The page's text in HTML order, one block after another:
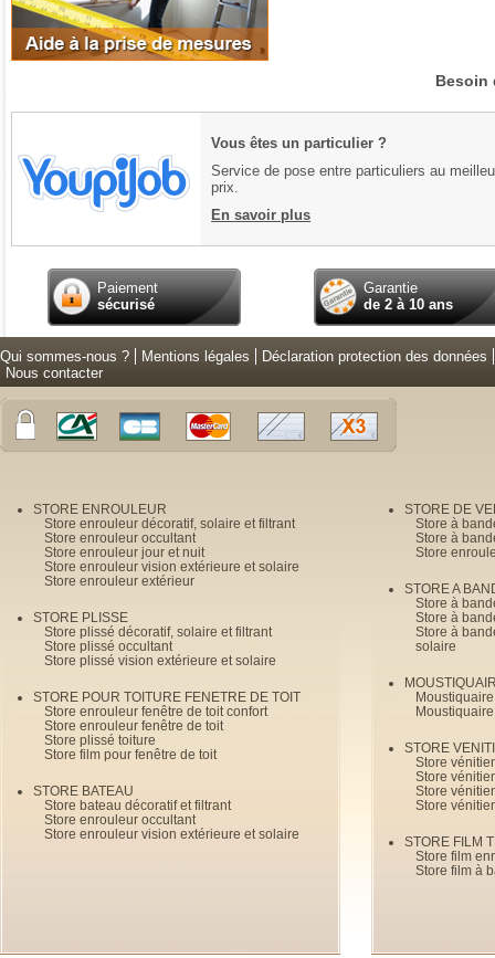
Besoin
Vous êtes un particulier ?
Service de pose entre particuliers au
prix.
En savoir plus
Paiement
sécurisé
Garantie
de 2 à 10 ans
Qui sommes-nous ? Mentions légales
Déclaration protection des données
Nous contacter
STORE ENROULEUR
Store enrouleur décoratif, solaire et filtrant
Store enrouleur occultant
Store enrouleur jour et nuit
Store enrouleur vision extérieure et solaire
Store enrouleur extérieur
STORE PLISSE
Store plissé décoratif, solaire et filtrant
Store plissé occultant
Store plissé vision extérieure et solaire
STORE POUR TOITURE FENETRE DE TOIT
Store enrouleur fenêtre de toit confort
Store enrouleur fenêtre de toit
Store plissé toiture
Store film pour fenêtre de toit
STORE BATEAU
Store bateau décoratif et filtrant
Store enrouleur occultant
Store enrouleur vision extérieure et solaire
STORE DE
Store à
Store à
Store
STORE A
Store à
Store à
Store à
solaire
STORE
Store
Store
Store
Store
STORE FILM
Store film
Store film à